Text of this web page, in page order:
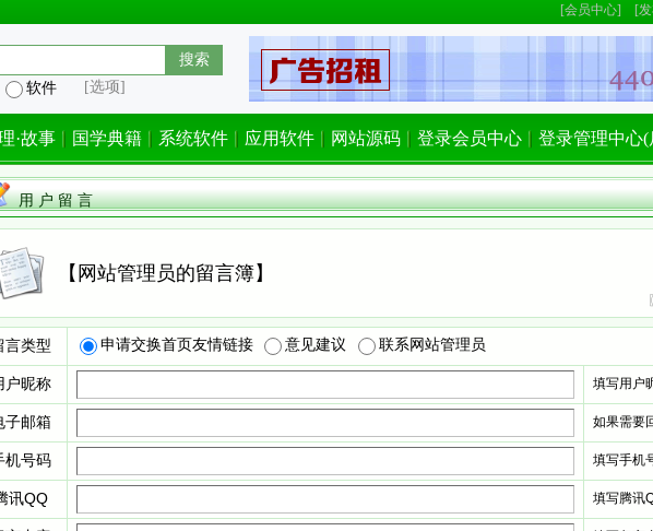
[会员中心] [
软件 [选项]
·故事 国学典籍 系统软件 应用软件 网站源码 登录会员中心 登录管理中心(
用 户 留 言
【网站管理员的留言簿】
〖
言类型 申请交换首页友情链接 意见建议 联系网站管理员
户昵称 填写用户
子邮箱 如果需要
机号码 填写手机
讯QQ 填写腾讯